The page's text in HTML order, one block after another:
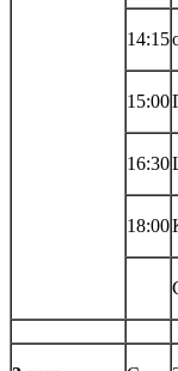
14:15
15:00
16:30
18:00